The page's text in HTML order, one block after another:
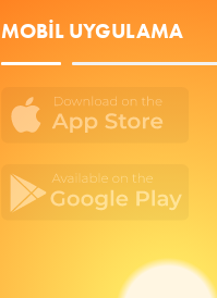
MOBIL UYGULAMA